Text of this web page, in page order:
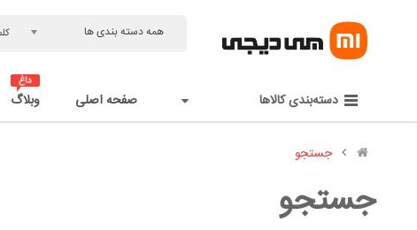
همه دسته بندی ها
دسته‌بندی کالاها صفحه اصلی وبلاگ
جستجو
جستجو